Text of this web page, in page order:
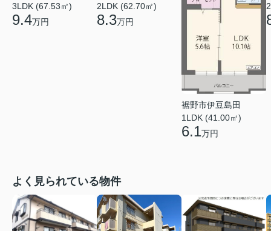
3LDK (67.53㎡)
9.4万円
2LDK (62.70㎡)
8.3万円
裾野市伊豆島田
1LDK (41.00㎡)
6.1万円
よく見られている物件